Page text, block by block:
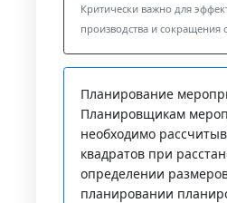
Критически важно для
производства и сокращения
Планирование
Планировщикам
необходимо
квадратов при
определении
планировании